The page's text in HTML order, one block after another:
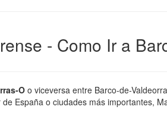
- Como Ir a
Oo viceversa entre Barco-de-
España o ciudades más importantes,